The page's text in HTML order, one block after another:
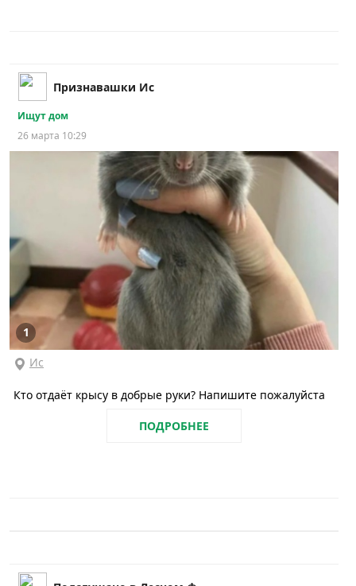
Признавашки Ис
Ищут дом
26 марта 10:29
1
Ис
Кто отдаëт крысу в добрые руки? Напишите пожалуйста
ПОДРОБНЕЕ